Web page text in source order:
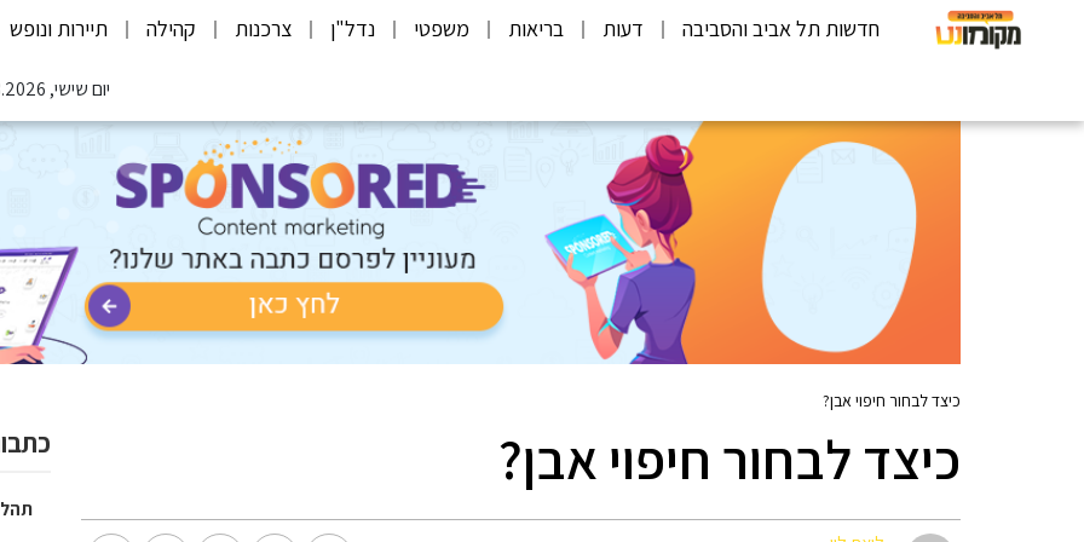
חדשות תל אביב והסביבה דעות בריאות משפטי נדל"ן צרכנות קהילה תיירות ונופש
יום שישי, 07.08.2026
כיצד לבחור חיפוי אבן?
כיצד לבחור חיפוי אבן?